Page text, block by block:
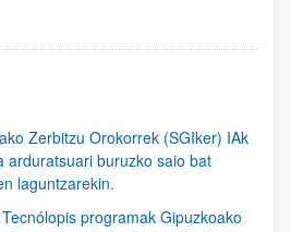
Zerbitzu Orokorrek (SGIker) IAk
arduratsuari buruzko saio bat
laguntzarekin.
programak Gipuzkoako